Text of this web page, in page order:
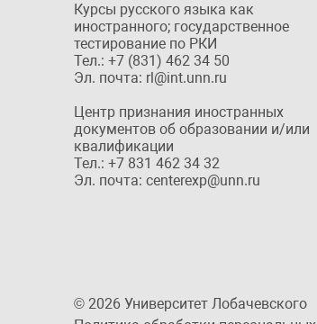
Курсы русского языка как
иностранного; государственное
тестирование по РКИ
Тел.: +7 (831) 462 34 50
Эл. почта: rl@int.unn.ru
Центр признания иностранных
документов об образовании и/или
квалификации
Тел.: +7 831 462 34 32
Эл. почта: centerexp@unn.ru
© 2026 Университет Лобачевского